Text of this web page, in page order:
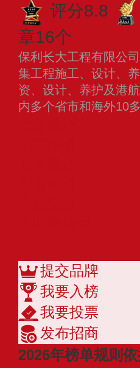
评分8.8
章16个
保利长大工程有限公
集工程施工、设计、
资、设计、养护及港
内多个省市和海外10
提交品牌
我要入榜
我要投票
发布招商
2026年榜单规则依